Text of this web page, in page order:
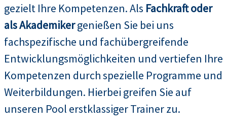
gezielt Ihre Kompetenzen. Als Fachkraft oder
als Akademikergenießen Sie bei uns
fachspezifische und fachübergreifende
Entwicklungsmöglichkeiten und vertiefen Ihre
Kompetenzen durch spezielle Programme und
Weiterbildungen. Hierbei greifen Sie auf
unseren Pool erstklassiger Trainer zu.